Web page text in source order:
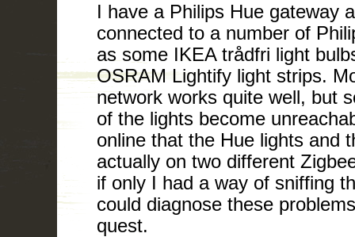
I have a Philips Hue gateway
connected to a number of
as some IKEA trådfri light
OSRAM Lightify light strips.
network works quite well, but
of the lights become
online that the Hue lights and
actually on two different
if only I had a way of sniffing
could diagnose these
quest.